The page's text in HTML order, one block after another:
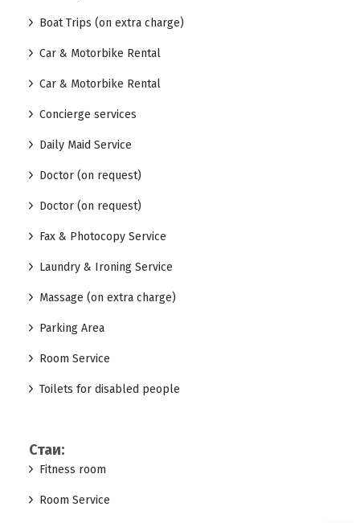
Boat Trips (on extra charge)
Car & Motorbike Rental
Car & Motorbike Rental
Concierge services
Daily Maid Service
Doctor (on request)
Doctor (on request)
Fax & Photocopy Service
Laundry & Ironing Service
Massage (on extra charge)
Parking Area
Room Service
Toilets for disabled people
Стаи:
Fitness room
Room Service